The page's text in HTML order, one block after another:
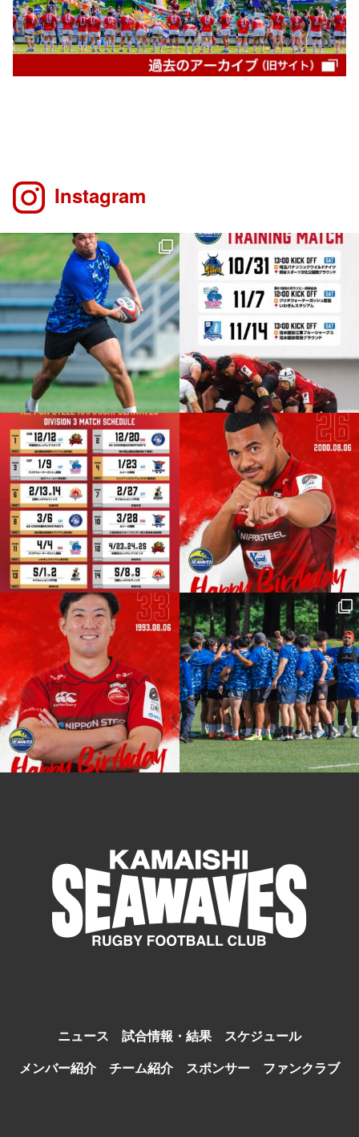
Instagram
ニュース 試合情報・結果
スケジュール
メンバー紹介
チーム紹介 スポンサー ファンクラブ